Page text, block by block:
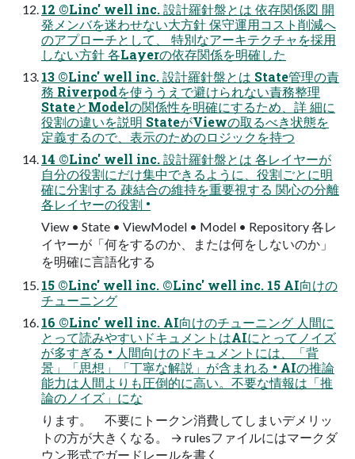
12 ©Linc' well inc. 設計羅針盤とは 依存関係図 開
発メンバを迷わせない⼤⽅針 保守運⽤コスト削減へ
のアプローチとして、 特別なアーキテクチャを採⽤
しない⽅針 各Layerの依存関係を明確した
13 ©Linc' well inc. 設計羅針盤とは State管理の責
務 Riverpodを使ううえで避けられない責務整理
StateとModelの関係性を明確にするため、詳 細に
役割の違いを説明 StateがViewの取るべき状態を
定義するので、表示のためのロジックを持つ
14 ©Linc' well inc. 設計羅針盤とは 各レイヤーが
⾃分の役割にだけ集中できるように、役割ごとに明
確に分割する 疎結合の維持を重要視する 関⼼の分離
各レイヤーの役割 •
View • State • ViewModel • Model • Repository 各レ
イヤーが「何をするのか、または何をしないのか」
を明確に⾔語化する
15 ©Linc' well inc. ©Linc' well inc. 15 AI向けの
チューニング
16 ©Linc' well inc. AI向けのチューニング ⼈間に
とって読みやすいドキュメントはAIにとってノイズ
が多すぎる • ⼈間向けのドキュメントには、「背
景」「思想」「丁寧な解説」が含まれる • AIの推論
能⼒は⼈間よりも圧倒的に⾼い。不要な情報は「推
論のノイズ」にな
ります。 不要にトークン消費してしまいデメリッ
トの⽅が⼤きくなる。 → rulesファイルにはマークダ
ウン形式でガードレールを書く